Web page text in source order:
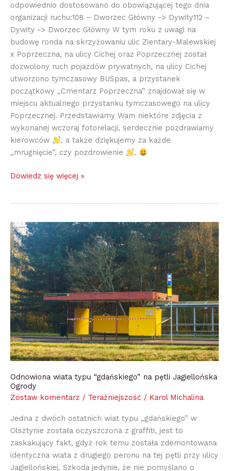
odpowiednio dostosowano do obowiązującej tego dnia
organizacji ruchu:108 – Dworzec Główny -> Dywity112 –
Dywity -> Dworzec Główny W tym roku z uwagi na
budowę ronda na skrzyżowaniu ulic Zientary-Malewskiej
x Poprzeczna, na ulicy Cichej oraz Poprzecznej został
dozwolony ruch pojazdów prywatnych, na ulicy Cichej
utworzono tymczasowy BUSpas, a przystanek
początkowy „Cmentarz Poprzeczna” znajdował się w
miejscu aktualnego przystanku tymczasowego na ulicy
Poprzecznej. Przedstawiamy Wam niektóre zdjęcia z
wykonanej wczoraj fotorelacji, serdecznie pozdrawiamy
kierowców
, a także dziękujemy za każde
„mrugnięcie”, czy pozdrowienie
.
Dowiedz się więcej »
Odnowiona wiata typu “gdańskiego” na pętli Jagiellońska
Ogrody
Zostaw komentarz / Teraźniejszość / Karol Michalina
Jedna z dwóch ostatnich wiat typu „gdańskiego” w
Olsztynie została oczyszczona z graffiti, jest to
zaskakujący fakt, gdyż rok temu została zdemontowana
identyczna wiata z drugiego peronu na tej pętli przy ulicy
Jagiellońskiej. Szkoda jedynie, że nie pomyślano o
Odnowiona
wiata
typu
“gdańskiego”
na
pętli
Jagiellońska
Ogrody